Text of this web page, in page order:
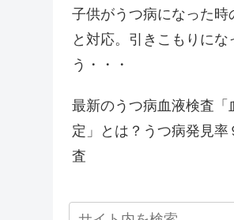
子供がうつ病になった時
と対応。引きこもりにな
う・・・
最新のうつ病血液検査「
定」とは？うつ病発見率
査